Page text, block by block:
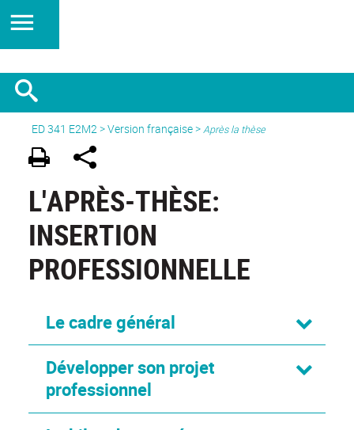
ED 341 E2M2>Version française>Après la thèse
L'APRÈS-THÈSE:
INSERTION
PROFESSIONNELLE
Le cadre général
Développer son projet
professionnel